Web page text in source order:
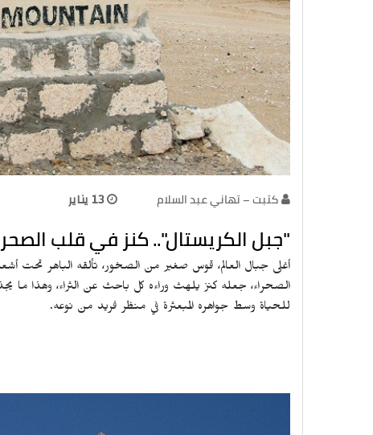
كتبت – تهاني عبد السلام 13 يناير
"جبل الكريستال".. كنز في قلب
أغلى جبال العالم، قوس صغير من الصخور، تألقه الباهر تحت
الصحراء، جعله كنز يلهث وراءه كل باحث عن الثراء، وهذا ما
للحياة وسط جواهره المبعثرة في منظر فريد من نوعه.